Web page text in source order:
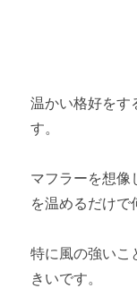
温かい格好をす
す。
マフラーを想像
を温めるだけで
特に風の強いこ
きいです。